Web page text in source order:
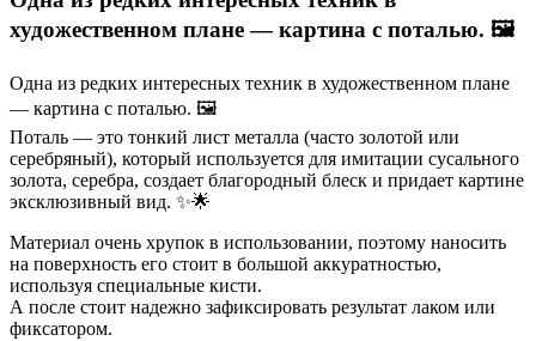
художественном плане — картина с поталью. 🖼️
Одна из редких интересных техник в художественном плане
— картина с поталью. 🖼️
Поталь — это тонкий лист металла (часто золотой или
серебряный), который используется для имитации сусального
золота, серебра, создает благородный блеск и придает картине
эксклюзивный вид. ✨🌟
Материал очень хрупок в использовании, поэтому наносить
на поверхность его стоит в большой аккуратностью,
используя специальные кисти.
А после стоит надежно зафиксировать результат лаком или
фиксатором.